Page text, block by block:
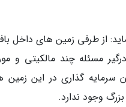
از طرفی زمین های داخل
مسئله چند مالکیتی و
سرمایه گذاری در این زمین
وجود ندارد.